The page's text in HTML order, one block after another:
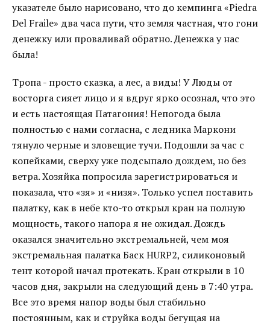
указателе было нарисовано, что до кемпинга «Piedra
Del Fraile» два часа пути, что земля частная, что гони
денежку или проваливай обратно. Денежка у нас
была!
Тропа - просто сказка, а лес, а виды! У Люды от
восторга сияет лицо и я вдруг ярко осознал, что это
и есть настоящая Патагония! Непогода была
полностью с нами согласна, с ледника Маркони
тянуло черные и зловещие тучи. Подошли за час с
копейками, сверху уже подсыпало дождем, но без
ветра. Хозяйка попросила зарегистрироваться и
показала, что «зя» и «низя». Только успел поставить
палатку, как в небе кто-то открыл кран на полную
мощность, такого напора я не ожидал. Дождь
оказался значительно экстремальней, чем моя
экстремальная палатка Баск HURP2, силиконовый
тент которой начал протекать. Кран открыли в 10
часов дня, закрыли на следующий день в 7:40 утра.
Все это время напор воды был стабильно
постоянным, как и струйка воды бегущая на